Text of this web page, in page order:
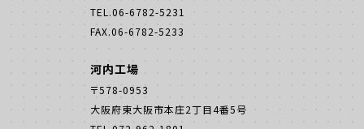
TEL.06-6782-5231
FAX.06-6782-5233
河内工場
〒578-0953
大阪府東大阪市本庄2丁目4番5号